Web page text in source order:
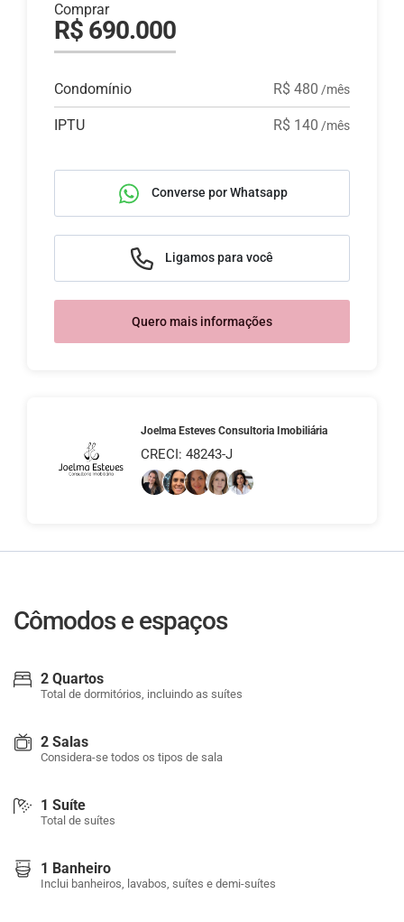
Comprar
R$ 690.000
Condomínio R$ 480 /mês
IPTU R$ 140 /mês
Converse por Whatsapp
Ligamos para você
Quero mais informações
Joelma Esteves Consultoria Imobiliária
CRECI: 48243-J
Cômodos e espaços
2 Quartos
Total de dormitórios, incluindo as suítes
2 Salas
Considera-se todos os tipos de sala
1 Suíte
Total de suítes
1 Banheiro
Inclui banheiros, lavabos, suítes e demi-suítes